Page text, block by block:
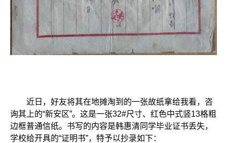
近日，好友将其在地摊淘到的一张故纸拿给我看，咨
询其上的“新安区”。这是一张32#尺寸、红色中式竖13格粗
边框普通信纸。书写的内容是韩惠清同学毕业证书丢失，
学校给开具的“证明书”，特予以抄录如下：